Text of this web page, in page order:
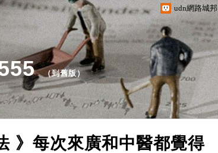
udn網路城邦
（到舊版）
》每次來廣和中醫都覺得